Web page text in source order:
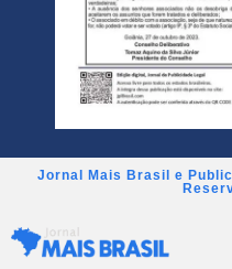
Jornal Mais Brasil e